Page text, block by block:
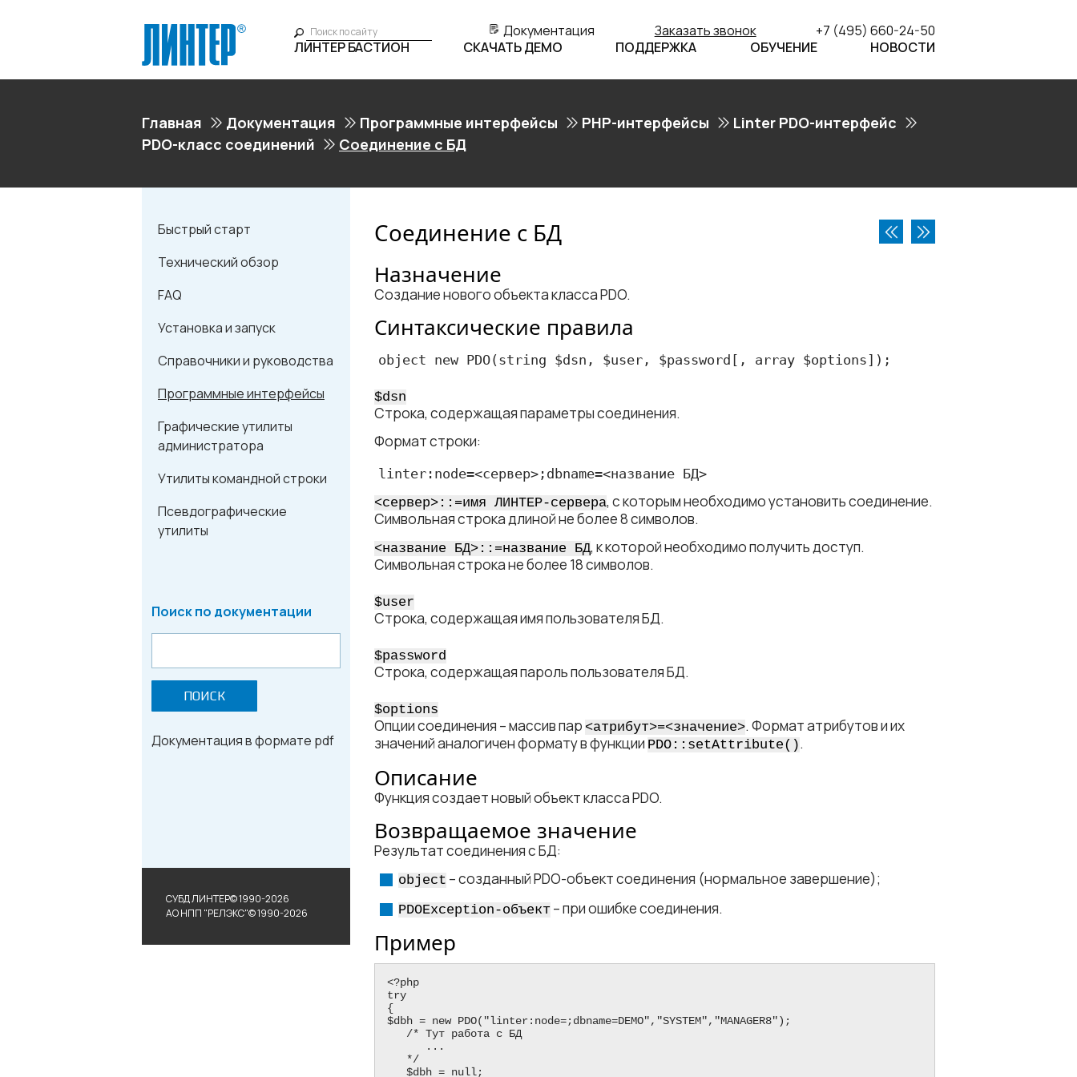
Документация Заказать звонок
+7 (495) 660-24-50
ЛИНТЕР БАСТИОН
СКАЧАТЬ ДЕМО ПОДДЕРЖКА ОБУЧЕНИЕ НОВОСТИ
Главная Документация Программные интерфейсы PHP-интерфейсы
Linter PDO-интерфейс
PDO-класс соединений
Соединение с БД
Быстрый старт
Технический обзор
FAQ
Установка и запуск
Справочники и руководства
Программные интерфейсы
Графические утилиты
администратора
Утилиты командной строки
Псевдографические
утилиты
Поиск по документации
ПОИСК
Документация в формате pdf
СУБД ЛИНТЕР© 1990-2026
АО НПП "РЕЛЭКС"© 1990-2026
Соединение с БД
Назначение
Создание нового объекта класса PDO.
Синтаксические правила
object new PDO(string $dsn, $user, $password[, array $options]);
$dsn
Строка, содержащая параметры соединения.
Формат строки:
linter:node=<​сервер​>;dbname=<​название БД​>
<​сервер​>::=имя ЛИНТЕР-сервера, с которым необходимо установить соединение.
Символьная строка длиной не более 8 символов.
<​название БД​>::=название БД, к которой необходимо получить доступ.
Символьная строка не более 18 символов.
$user
Строка, содержащая имя пользователя БД.
$password
Строка, содержащая пароль пользователя БД.
$options
Опции соединения – массив пар <​атрибут​>=<​значение​>. Формат атрибутов и их
значений аналогичен формату в функции PDO::setAttribute().
Описание
Функция создает новый объект класса PDO.
Возвращаемое значение
Результат соединения с БД:
object – созданный PDO-объект соединения (нормальное завершение);
PDOException-объект – при ошибке соединения.
Пример
<​?php
try
{
$dbh = new PDO("linter:node=;dbname=DEMO","SYSTEM","MANAGER8");
   $dbh = null;